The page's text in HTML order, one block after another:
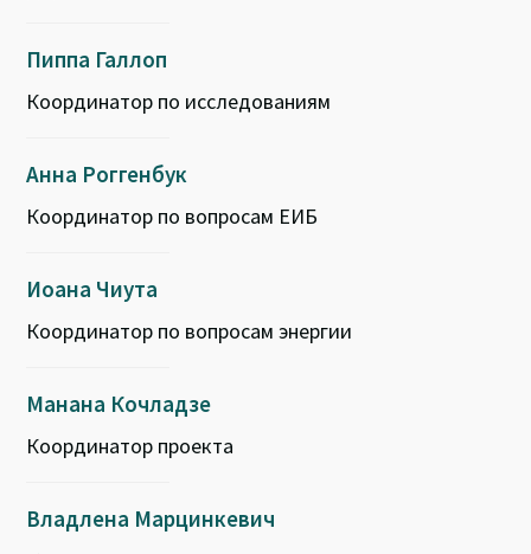
Пиппа Галлоп
Координатор по исследованиям
Анна Роггенбук
Координатор по вопросам ЕИБ
Иоана Чиута
Координатор по вопросам энергии
Манана Кочладзе
Координатор проекта
Владлена Марцинкевич